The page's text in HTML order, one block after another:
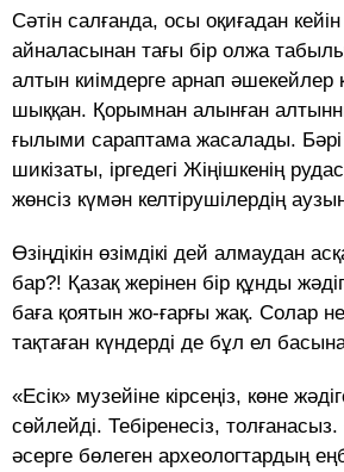
Сәтін салғанда, осы оқиғадан кейін
айналасынан тағы бір олжа
алтын киімдерге арнап әшекейлер
шыққан. Қорымнан алынған
ғылыми сараптама жасалады. Бәрі
шикізаты, іргедегі Жіңішкенің
жөнсіз күмән келтірушілердің
Өзіңдікін өзімдікі дей алмау­дан
бар?! Қазақ жерінен бір құнды
баға қоятын жо­­-ға­р­­­­ғы жақ. Солар
тақтаған күндерді де бұл ел
«Есік» музейіне кірсеңіз, көне
сөйлейді. Тебіренесіз,
әсерге бөлеген ар­хео­логтардың